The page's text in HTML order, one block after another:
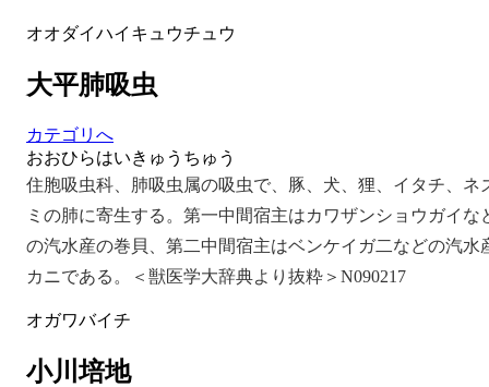
オオダイハイキュウチュウ
大平肺吸虫
カテゴリへ
おおひらはいきゅうちゅう
住胞吸虫科、肺吸虫属の吸虫で、豚、犬、狸、イタチ、ネ
ミの肺に寄生する。第一中間宿主はカワザンショウガイな
の汽水産の巻貝、第二中間宿主はベンケイガ二などの汽水
カニである。＜獣医学大辞典より抜粋＞N090217
オガワバイチ
小川培地